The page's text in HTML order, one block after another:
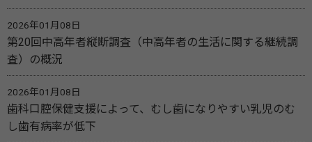
2026年01月08日
第20回中高年者縦断調査（中高年者の生活に関する継続調
査）の概況
2026年01月08日
歯科口腔保健支援によって、むし歯になりやすい乳児のむ
し歯有病率が低下